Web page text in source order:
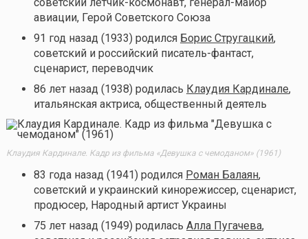
авиации, Герой Советского Союза
91 год назад (1933) родился Борис Стругацкий,
советский и российский писатель-фантаст,
сценарист, переводчик
86 лет назад (1938) родилась Клаудия Кардинале,
итальянская актриса, общественный деятель
Клаудия Кардинале. Кадр из фильма «Девушка с чемоданом» (1961)
83 года назад (1941) родился Роман Балаян,
советский и украинский кинорежиссер, сценарист,
продюсер, Народный артист Украины
75 лет назад (1949) родилась Алла Пугачева,